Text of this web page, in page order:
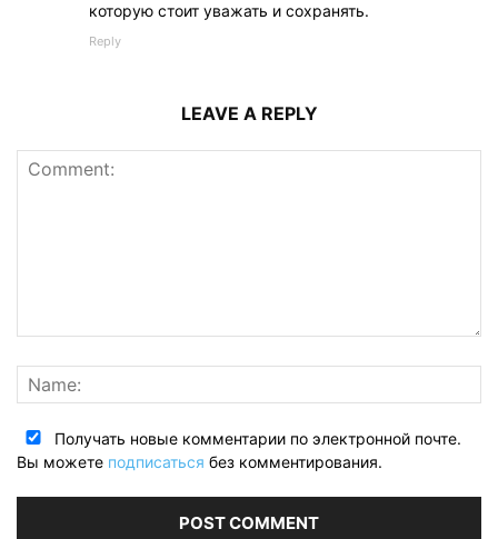
которую стоит уважать и сохранять.
Reply
LEAVE A REPLY
Получать новые комментарии по электронной почте.
Вы можете подписаться без комментирования.